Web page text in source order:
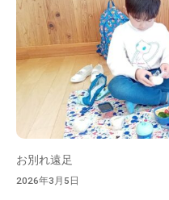
お別れ遠足
2026年3月5日